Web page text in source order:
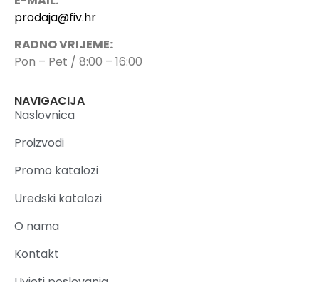
prodaja@fiv.hr
RADNO VRIJEME:
Pon – Pet / 8:00 – 16:00
NAVIGACIJA
Naslovnica
Proizvodi
Promo katalozi
Uredski katalozi
O nama
Kontakt